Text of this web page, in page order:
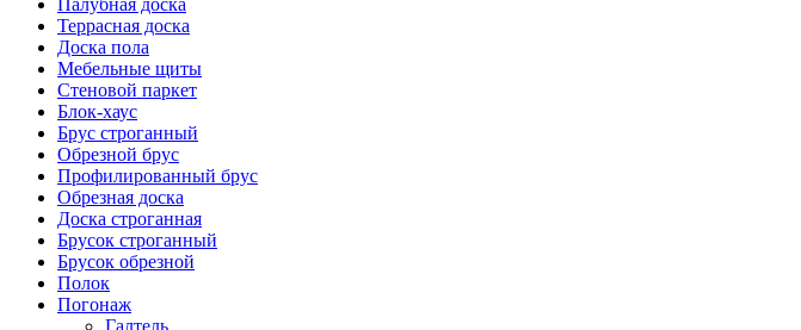
Палубная доска
Террасная доска
Доска пола
Мебельные щиты
Стеновой паркет
Блок-хаус
Брус строганный
Обрезной брус
Профилированный брус
Обрезная доска
Доска строганная
Брусок строганный
Брусок обрезной
Полок
Погонаж
Галтель